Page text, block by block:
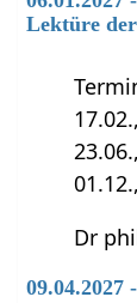
Lektüre
Dr
09.04.2027